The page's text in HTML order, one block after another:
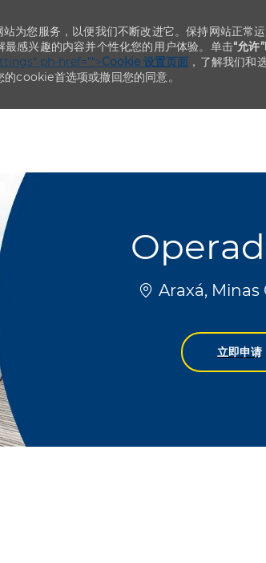
为您服务，以便我们不断改进它。保持网站正常
感兴趣的内容并个性化您的用户体验。单击“允许”
ph-href=”“>Cookie 设置页面 ，了解我们和
cookie首选项或撤回您的同意。
位置Araxá, Minas
立即申请